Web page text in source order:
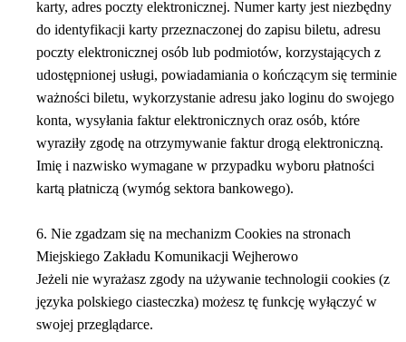
karty, adres poczty elektronicznej. Numer karty jest niezbędny
do identyfikacji karty przeznaczonej do zapisu biletu, adresu
poczty elektronicznej osób lub podmiotów, korzystających z
udostępnionej usługi, powiadamiania o kończącym się terminie
ważności biletu, wykorzystanie adresu jako loginu do swojego
konta, wysyłania faktur elektronicznych oraz osób, które
wyraziły zgodę na otrzymywanie faktur drogą elektroniczną.
Imię i nazwisko wymagane w przypadku wyboru płatności
kartą płatniczą (wymóg sektora bankowego).
6. Nie zgadzam się na mechanizm Cookies na stronach
Miejskiego Zakładu Komunikacji Wejherowo
Jeżeli nie wyrażasz zgody na używanie technologii cookies (z
języka polskiego ciasteczka) możesz tę funkcję wyłączyć w
swojej przeglądarce.